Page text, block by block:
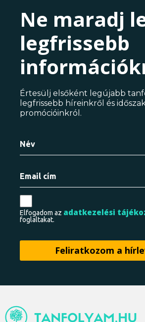
Ne maradj
legfrissebb
Értesülj elsőként legújabb
legfrissebb híreinkről és
promócióinkról.
Elfogadom az adatkezelési
foglaltakat.